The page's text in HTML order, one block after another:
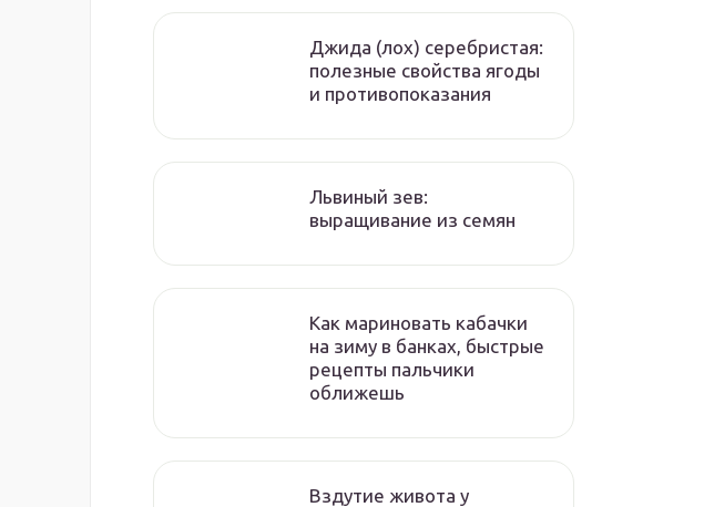
Джида (лох) серебристая:
полезные свойства ягоды
и противопоказания
Львиный зев:
выращивание из семян
Как мариновать кабачки
на зиму в банках, быстрые
рецепты пальчики
оближешь
Вздутие живота у